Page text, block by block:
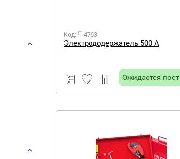
Код: 4763
Электрододержатель 500 А
Ожидается